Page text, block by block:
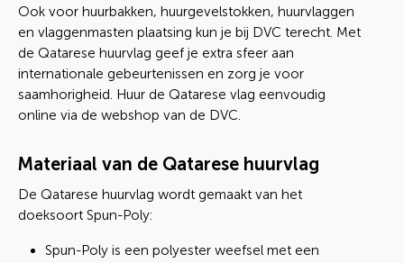
Ook voor huurbakken, huurgevelstokken, huurvlaggen
en vlaggenmasten plaatsing kun je bij DVC terecht. Met
de Qatarese huurvlag geef je extra sfeer aan
internationale gebeurtenissen en zorg je voor
saamhorigheid. Huur de Qatarese vlag eenvoudig
online via de webshop van de DVC.
Materiaal van de Qatarese huurvlag
De Qatarese huurvlag wordt gemaakt van het
doeksoort Spun-Poly:
Spun-Poly is een polyester weefsel met een